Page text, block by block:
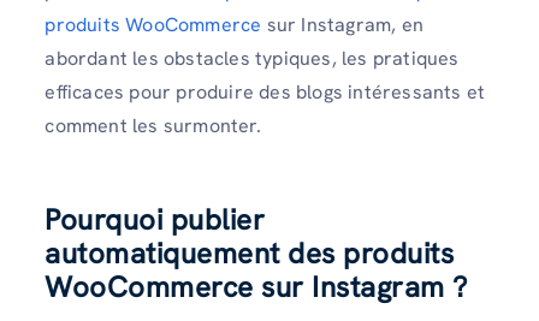
produits WooCommerce sur Instagram, en
abordant les obstacles typiques, les pratiques
efficaces pour produire des blogs intéressants et
comment les surmonter.
Pourquoi publier
automatiquement des produits
WooCommerce sur Instagram ?